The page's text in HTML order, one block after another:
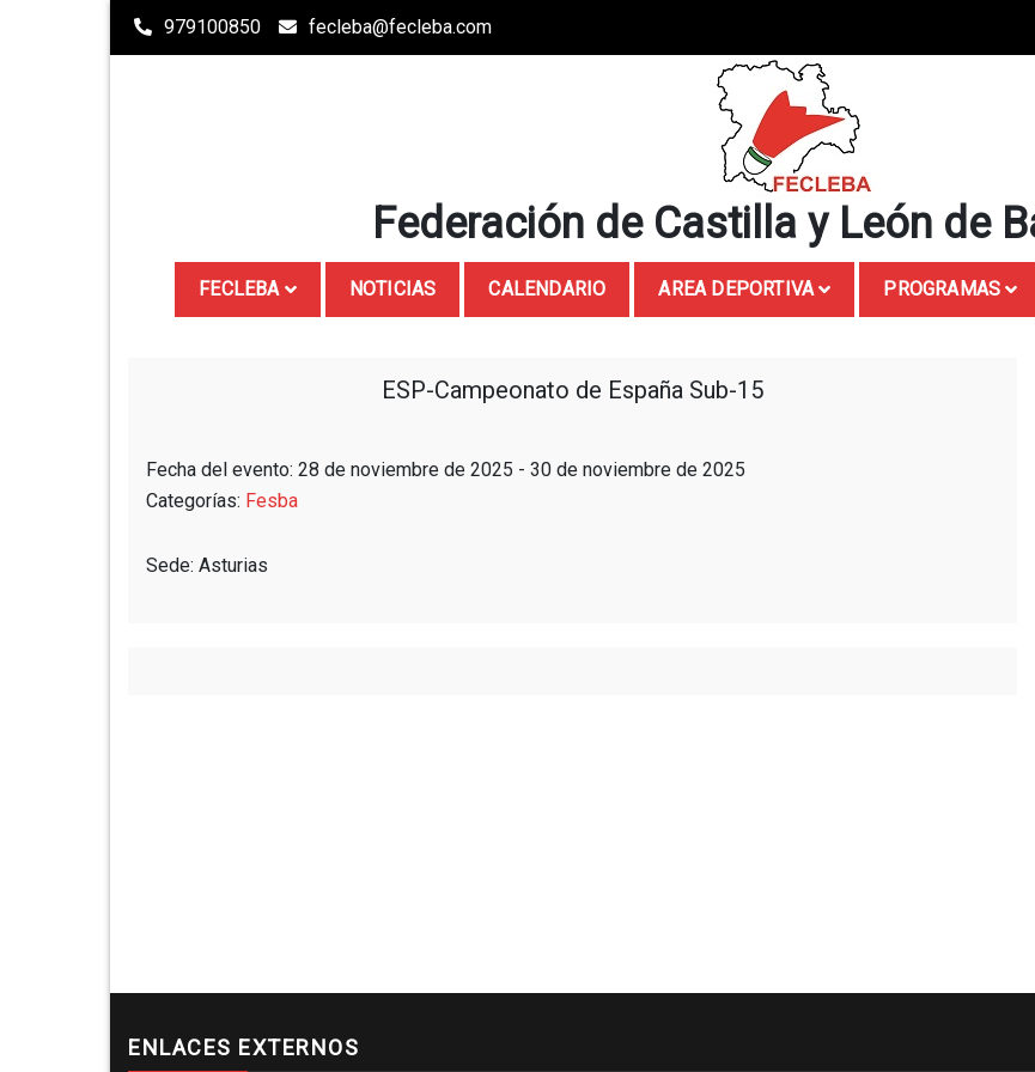
Saltar
979100850 fecleba@fecleba.com
Federación de Castilla y León de
FECLEBA NOTICIAS CALENDARIO AREA DEPORTIVA PROGRAMAS
ESP-Campeonato de España Sub-15
Fecha del evento: 28 de noviembre de 2025 - 30 de noviembre de 2025
Categorías: Fesba
Sede: Asturias
ENLACES EXTERNOS